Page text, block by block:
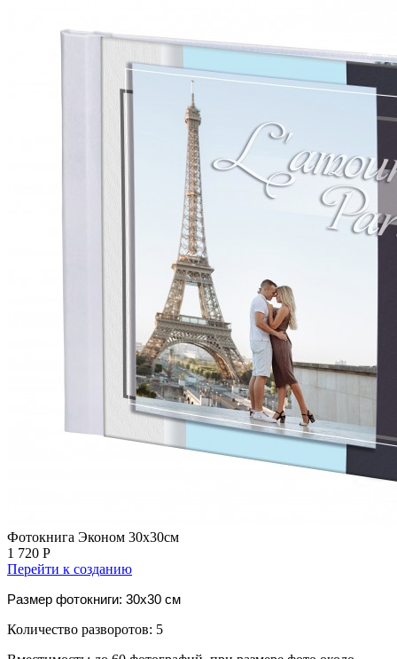
Фотокнига Эконом 30х30см
1 720 Р
Перейти к созданию
Размер фотокниги: 30x30 см
Количество разворотов: 5